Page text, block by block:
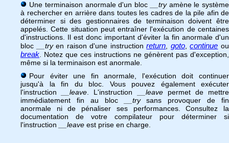
Une terminaison anormale d'un bloc
__tryamène le système
à rechercher en arrière dans toutes les cadres de la pile afin de
déterminer si des gestionnaires de terminaison doivent être
appelés. Cette situation peut entraîner l'exécution de centaines
d'instructions. Il est donc important d'éviter la fin anormale d'un
bloc
__tryen raison d'une instructionreturn goto,continue ou
break . Notez que ces instructions ne génèrent pas d'exception,
même si la terminaison est anormale.
Pour éviter une fin anormale, l'exécution doit continuer
jusqu'à la fin du bloc. Vous pouvez également exécuter
l'instruction
__leave . L'instruction __leavepermet de mettre
immédiatement fin au bloc
__trysans provoquer de fin
anormale ni de pénaliser ses performances. Consultez la
documentation de votre compilateur pour déterminer si
l'instruction
__leave est prise en charge.